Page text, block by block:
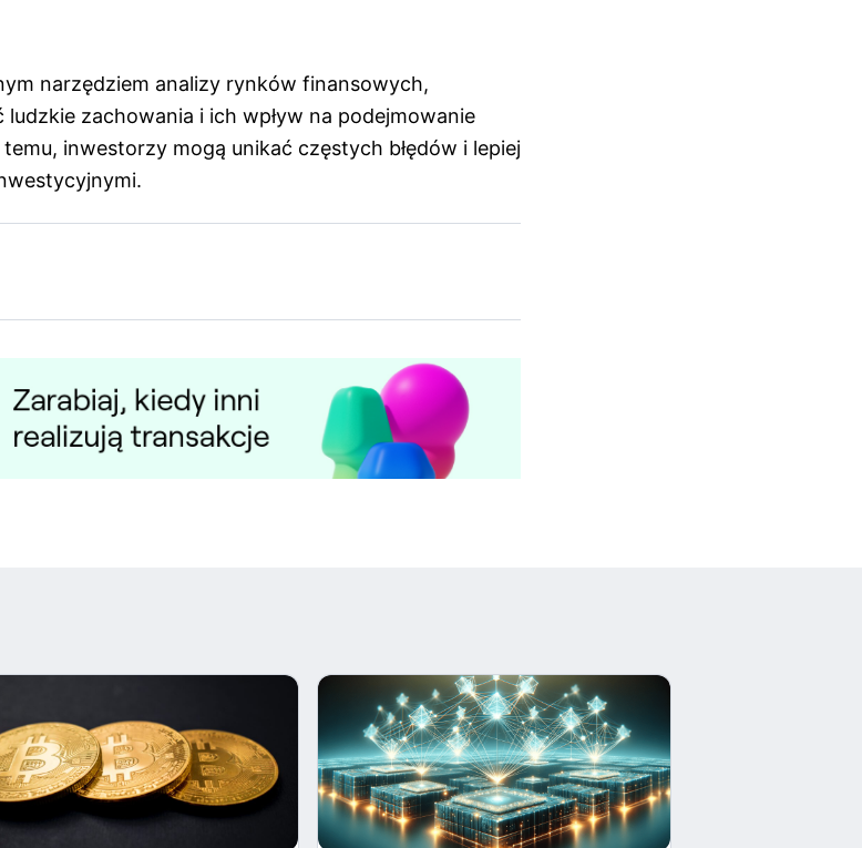
narzędziem analizy rynków finansowych,
zachowania i ich wpływ na podejmowanie
inwestorzy mogą unikać częstych błędów i lepiej